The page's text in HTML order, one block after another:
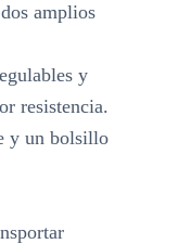
amplios
y
resistencia.
y un bolsillo